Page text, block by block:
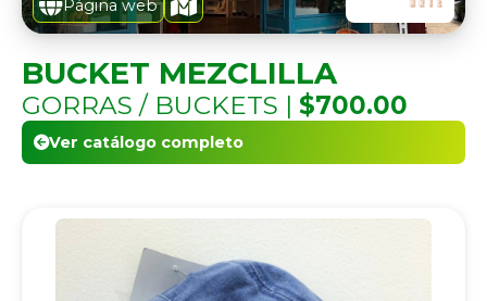
Página web
BUCKET MEZCLILLA
GORRAS / BUCKETS | $700.00
Ver catálogo completo